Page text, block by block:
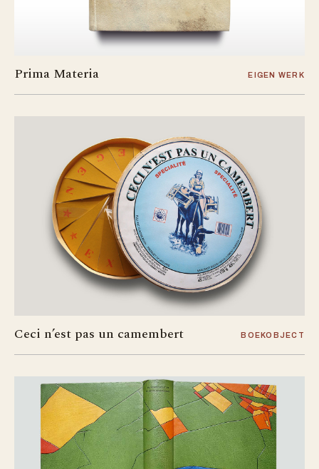
Prima Materia EIGEN WERK
Ceci n’est pas un camembert BOEKOBJECT